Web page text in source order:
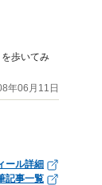
歩いてみ
年06月11日
ール詳細
記事一覧